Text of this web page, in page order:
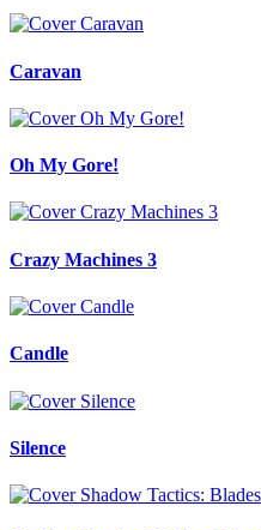
Caravan
Oh My Gore!
Crazy Machines 3
Candle
Silence